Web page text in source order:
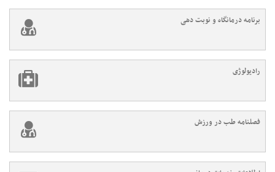
برنامه درمانگاه و نوبت دهی
رادیولوژی
فصلنامه طب در ورزش